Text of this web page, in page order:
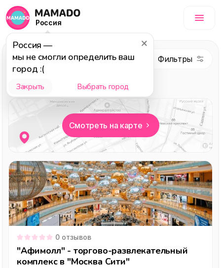
Россия
Россия —
мы не смогли определить ваш
город :(
Закрыть Выбрать город
Покупки
Выбор редакции
Смотреть на карте
0 отзывов
"Афимолл" - торгово-развлекательный
комплекс в "Москва Сити"